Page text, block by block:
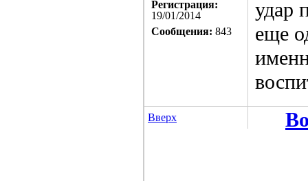
Регистрация:
19/01/2014
Сообщения: 843
удар
еще
Вверх